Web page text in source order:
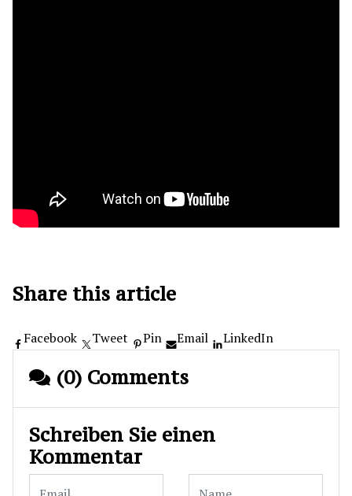
Share this article
Facebook Tweet Pin Email LinkedIn
(0) Comments
Schreiben Sie einen
Kommentar